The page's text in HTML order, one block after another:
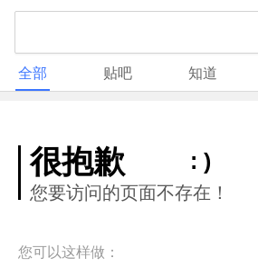
全部 贴吧 知道
很抱歉 : )
您要访问的页面不存在！
您可以这样做：